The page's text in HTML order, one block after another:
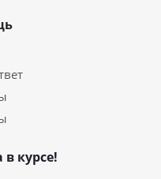
в курсе!